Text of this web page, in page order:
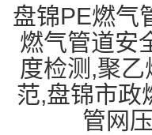
盘锦PE燃气
燃气管道安
度检测,聚
范,盘锦市政
管网